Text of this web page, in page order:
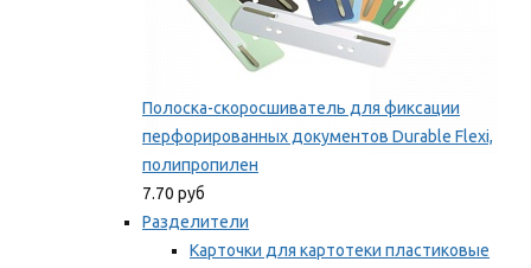
Полоска-скоросшиватель для фиксации
перфорированных документов Durable Flexi,
полипропилен
7.70 руб
Разделители
Карточки для картотеки пластиковые